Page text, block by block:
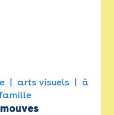
arts visuels
à